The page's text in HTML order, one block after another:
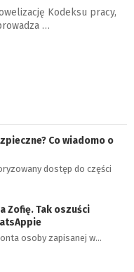
Kodeksu pracy,
…
Co wiadomo o
dostęp do części
Zofię. Tak oszuści
osoby zapisanej w…